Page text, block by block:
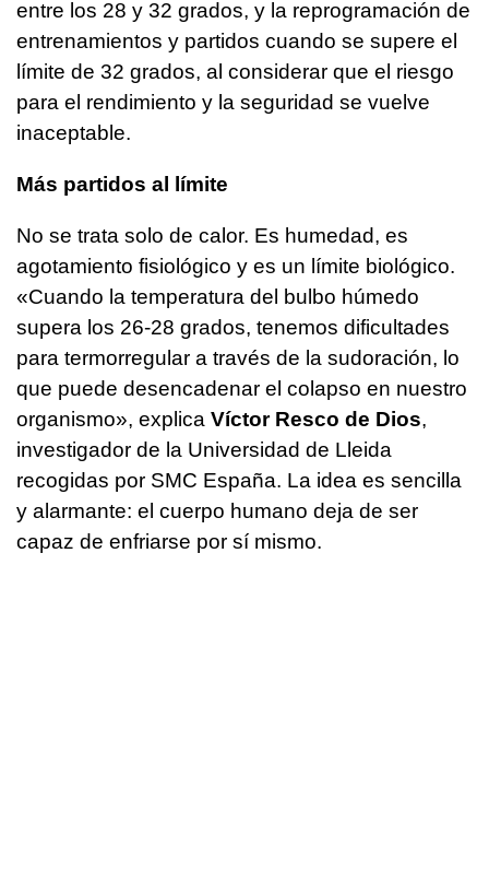
entre los 28 y 32 grados, y la reprogramación de
entrenamientos y partidos cuando se supere el
límite de 32 grados, al considerar que el riesgo
para el rendimiento y la seguridad se vuelve
inaceptable.
Más partidos al límite
No se trata solo de calor. Es humedad, es
agotamiento fisiológico y es un límite biológico.
«Cuando la temperatura del bulbo húmedo
supera los 26-28 grados, tenemos dificultades
para termorregular a través de la sudoración, lo
que puede desencadenar el colapso en nuestro
organismo», explica Víctor Resco de Dios,
investigador de la Universidad de Lleida
recogidas por SMC España. La idea es sencilla
y alarmante: el cuerpo humano deja de ser
capaz de enfriarse por sí mismo.